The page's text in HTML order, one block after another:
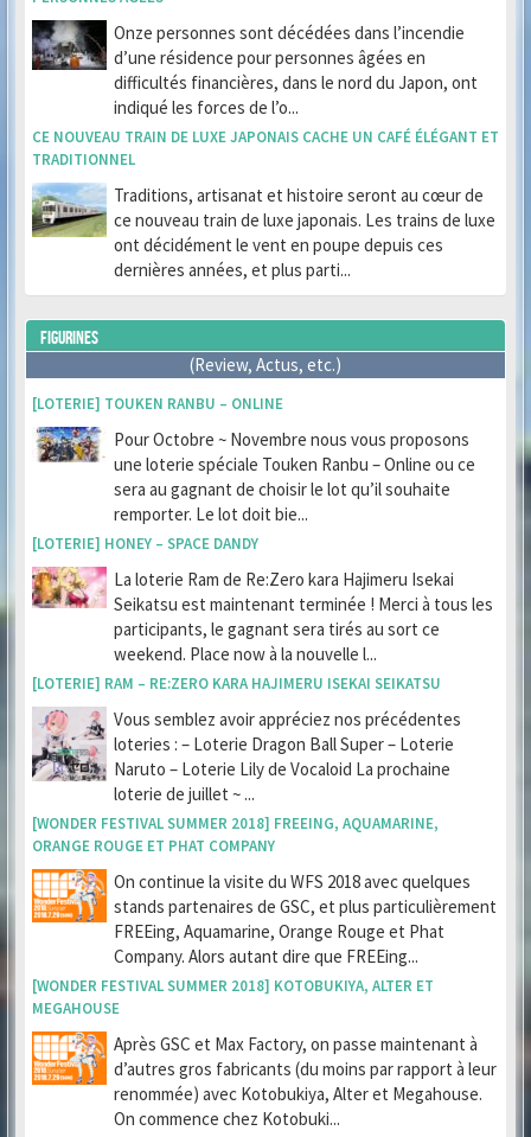
Onze personnes sont décédées dans l’incendie
d’une résidence pour personnes âgées en
difficultés financières, dans le nord du Japon, ont
indiqué les forces de l’o...
CE NOUVEAU TRAIN DE LUXE JAPONAIS CACHE UN CAFÉ ÉLÉGANT ET
TRADITIONNEL
Traditions, artisanat et histoire seront au cœur de
ce nouveau train de luxe japonais. Les trains de luxe
ont décidément le vent en poupe depuis ces
dernières années, et plus parti...
FIGURINES
(Review, Actus, etc.)
[LOTERIE] TOUKEN RANBU – ONLINE
Pour Octobre ~ Novembre nous vous proposons
une loterie spéciale Touken Ranbu – Online ou ce
sera au gagnant de choisir le lot qu’il souhaite
remporter. Le lot doit bie...
[LOTERIE] HONEY – SPACE DANDY
La loterie Ram de Re:Zero kara Hajimeru Isekai
Seikatsu est maintenant terminée ! Merci à tous les
participants, le gagnant sera tirés au sort ce
weekend. Place now à la nouvelle l...
[LOTERIE] RAM – RE:ZERO KARA HAJIMERU ISEKAI SEIKATSU
Vous semblez avoir appréciez nos précédentes
loteries : – Loterie Dragon Ball Super – Loterie
Naruto – Loterie Lily de Vocaloid La prochaine
loterie de juillet ~ ...
[WONDER FESTIVAL SUMMER 2018] FREEING, AQUAMARINE,
ORANGE ROUGE ET PHAT COMPANY
On continue la visite du WFS 2018 avec quelques
stands partenaires de GSC, et plus particulièrement
FREEing, Aquamarine, Orange Rouge et Phat
Company. Alors autant dire que FREEing...
[WONDER FESTIVAL SUMMER 2018] KOTOBUKIYA, ALTER ET
MEGAHOUSE
Après GSC et Max Factory, on passe maintenant à
d’autres gros fabricants (du moins par rapport à leur
renommée) avec Kotobukiya, Alter et Megahouse.
On commence chez Kotobuki...